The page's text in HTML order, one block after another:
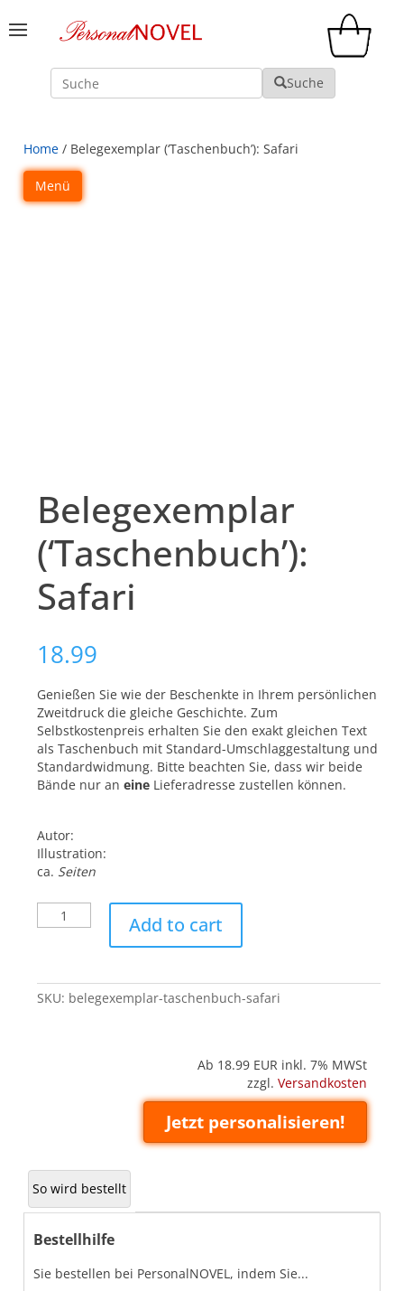
Suche Suche
Home / Belegexemplar (‘Taschenbuch’): Safari
Menü
Belegexemplar
(‘Taschenbuch’):
Safari
18.99
Genießen Sie wie der Beschenkte in Ihrem persönlichen
Zweitdruck die gleiche Geschichte. Zum
Selbstkostenpreis erhalten Sie den exakt gleichen Text
als Taschenbuch mit Standard-Umschlaggestaltung und
Standardwidmung. Bitte beachten Sie, dass wir beide
Bände nur aneine Lieferadresse zustellen können.
Autor:
Illustration:
ca. Seiten
Belegexemplar
('Taschenbuch'):Add to cart
SKU: belegexemplar-taschenbuch-safari
Ab 18.99 EUR inkl. 7% MWSt
zzgl. Versandkosten
Jetzt personalisieren!
So wird bestellt
Bestellhilfe
Sie bestellen bei PersonalNOVEL, indem Sie...